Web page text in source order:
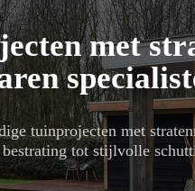
met
tuinprojecten met
tot stijlvolle